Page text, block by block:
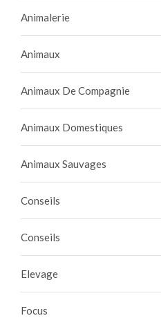
Animalerie
Animaux
Animaux De Compagnie
Animaux Domestiques
Animaux Sauvages
Conseils
Conseils
Elevage
Focus